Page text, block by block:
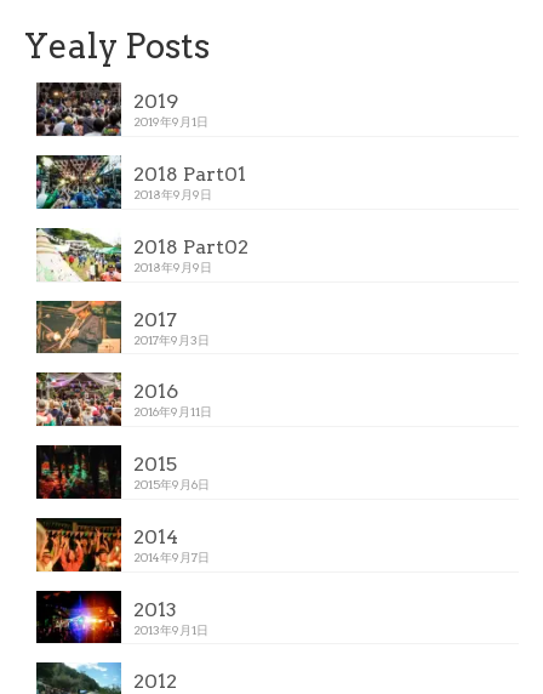
Yealy Posts
2019
2019年9月1日
2018 Part01
2018年9月9日
2018 Part02
2018年9月9日
2017
2017年9月3日
2016
2016年9月11日
2015
2015年9月6日
2014
2014年9月7日
2013
2013年9月1日
2012